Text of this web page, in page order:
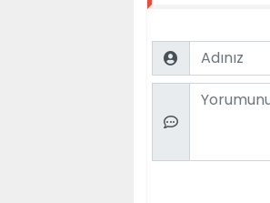
Name
Comment